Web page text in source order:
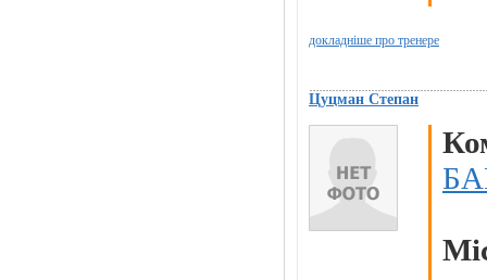
докладніше про тренере
Цуцман Степан